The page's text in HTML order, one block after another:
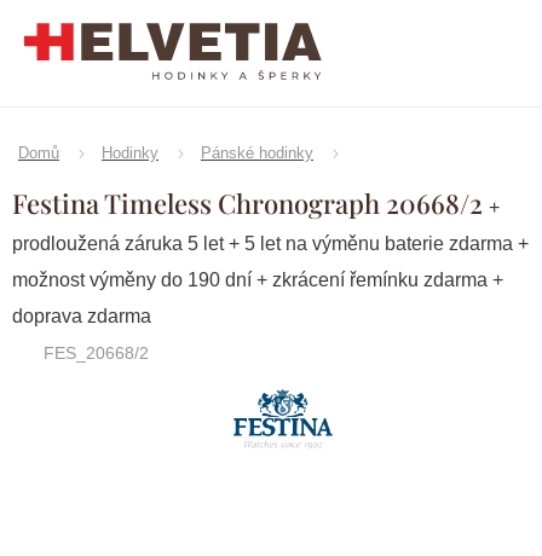
Domů Hodinky Pánské hodinky
Festina Timeless Chronograph 20668/2 +
prodloužená záruka 5 let + 5 let na výměnu baterie zdarma +
možnost výměny do 190 dní + zkrácení řemínku zdarma +
doprava zdarma
FES_20668/2
Značka:Festina